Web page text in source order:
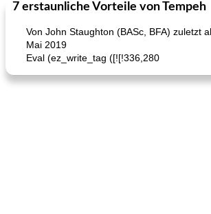
7 erstaunliche Vorteile von Tempeh
Von John Staughton (BASc, BFA) zuletzt
Mai 2019
Eval (ez_write_tag ([![!336,280